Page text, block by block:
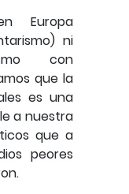
Europa
ni
con
que la
es una
a nuestra
que a
peores